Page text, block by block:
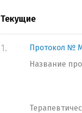
Текущие
1.
Протокол №
Название